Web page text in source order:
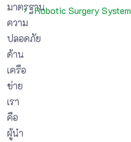
มาตรฐาน
ความ
ปลอดภัย
ด้าน
เครือ
ข่าย
เรา
คือ
ผู้นำ
Robotic Surgery System